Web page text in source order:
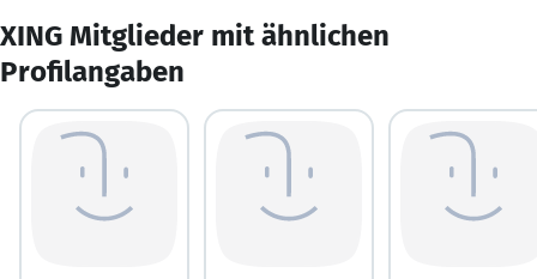
XING Mitglieder mit ähnlichen
Profilangaben